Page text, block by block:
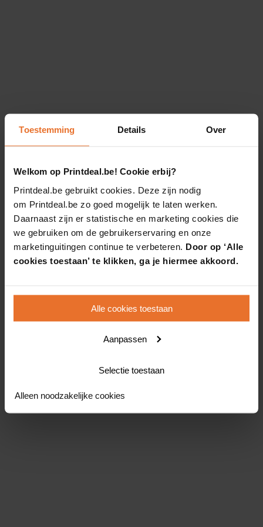
Toestemming Details Over
Welkom op Printdeal.be! Cookie erbij?
Printdeal.be gebruikt cookies. Deze zijn nodig
om Printdeal.be zo goed mogelijk te laten werken.
Daarnaast zijn er statistische en marketing cookies die
we gebruiken om de gebruikerservaring en onze
marketinguitingen continue te verbeteren. Door op ‘Alle
cookies toestaan’ te klikken, ga je hiermee akkoord.
Alle cookies toestaan
Aanpassen
Selectie toestaan
Alleen noodzakelijke cookies